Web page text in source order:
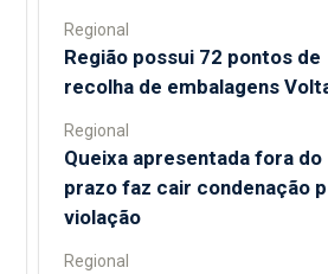
Regional
Região possui 72 pontos de
recolha de embalagens
Regional
Queixa apresentada fora do
prazo faz cair condenação
violação
Regional